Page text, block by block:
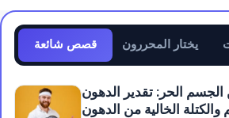
قصص شائعة يختار المحررون
الحر: تقدير الدهون
الخالية من الدهون